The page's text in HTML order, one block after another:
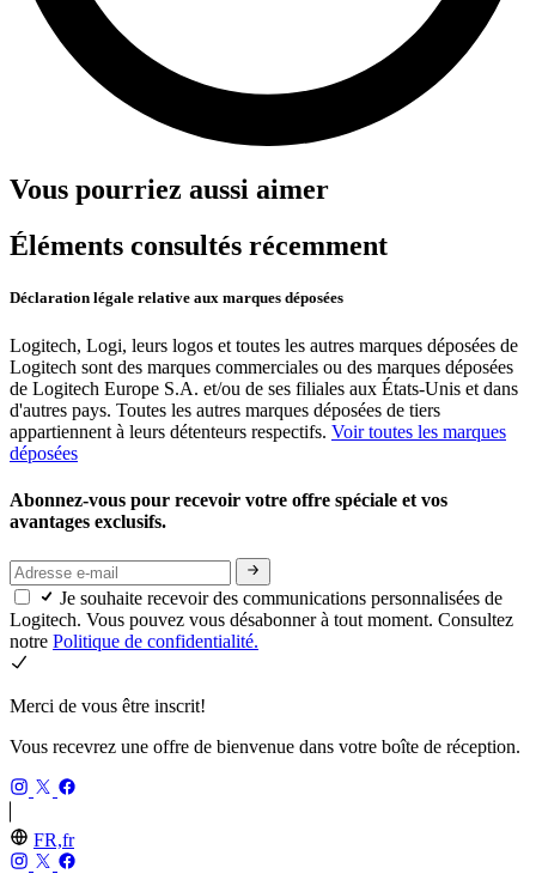
Vous pourriez aussi aimer
Éléments consultés récemment
Déclaration légale relative aux marques déposées
Logitech, Logi, leurs logos et toutes les autres marques déposées de
Logitech sont des marques commerciales ou des marques déposées
de Logitech Europe S.A. et/ou de ses filiales aux États-Unis et dans
d'autres pays. Toutes les autres marques déposées de tiers
appartiennent à leurs détenteurs respectifs. Voir toutes les marques
déposées
Abonnez-vous pour recevoir votre offre spéciale et vos
avantages exclusifs.
Je souhaite recevoir des communications personnalisées de
Logitech. Vous pouvez vous désabonner à tout moment. Consultez
notre Politique de confidentialité.
Merci de vous être inscrit!
Vous recevrez une offre de bienvenue dans votre boîte de réception.
FR,fr